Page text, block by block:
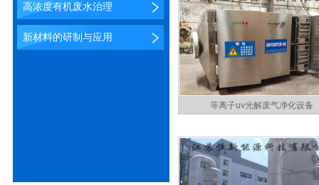
高浓度有机废水治理
新材料的研制与应用
等离子uv光解废气净化设备